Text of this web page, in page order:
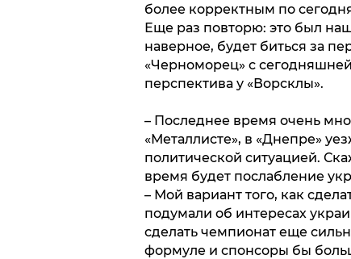
более корректным по
Еще раз повторю: это был
наверное, будет биться за
«Черноморец» с
перспектива у «Ворсклы».
– Последнее время очень
«Металлисте», в «Днепре»
политической ситуацией.
время будет послабление
– Мой вариант того, как
подумали об интересах
сделать чемпионат еще
формуле и спонсоры бы